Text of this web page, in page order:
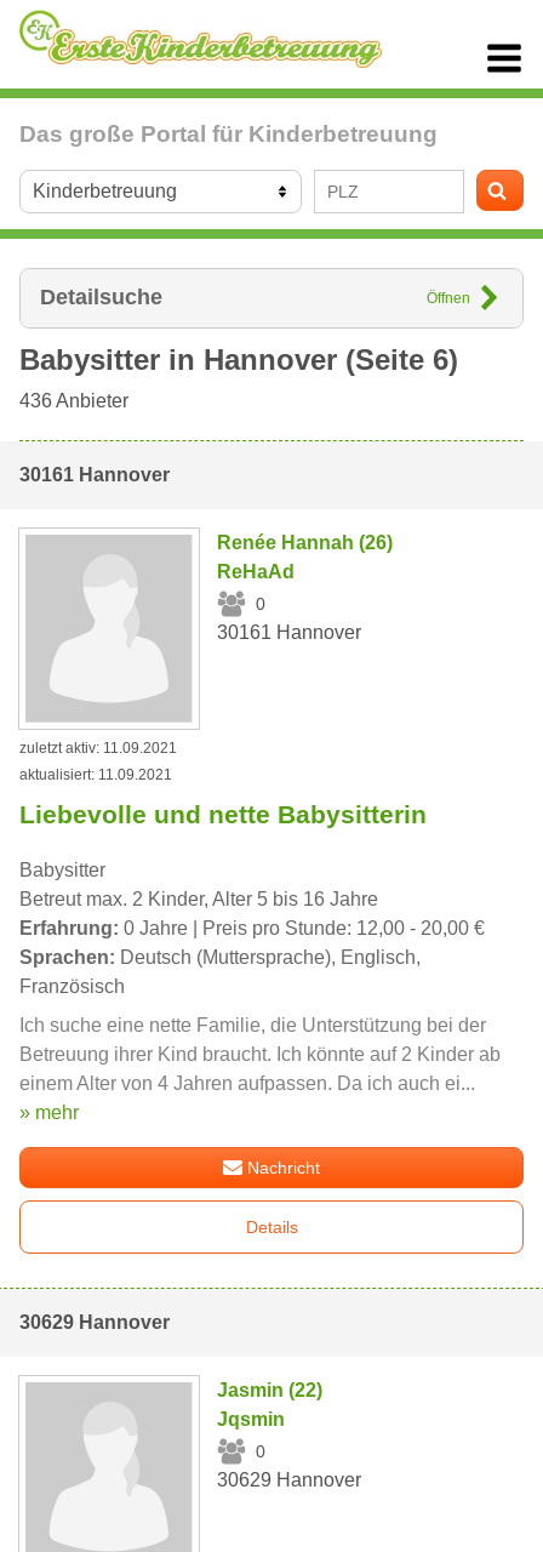
Das große Portal für Kinderbetreuung
Detailsuche Öffnen
Babysitter in Hannover (Seite 6)
436Anbieter
30161 Hannover
Renée Hannah (26)
ReHaAd
0
30161 Hannover
zuletzt aktiv: 11.09.2021
aktualisiert: 11.09.2021
Liebevolle und nette Babysitterin
Babysitter
Betreut max. 2 Kinder, Alter 5 bis 16 Jahre
Erfahrung: 0 Jahre | Preis pro Stunde: 12,00 - 20,00 €
Sprachen: Deutsch (Muttersprache), Englisch,
Französisch
Ich suche eine nette Familie, die Unterstützung bei der
Betreuung ihrer Kind braucht. Ich könnte auf 2 Kinder ab
einem Alter von 4 Jahren aufpassen. Da ich auch ei...
» mehr
Nachricht
Details
30629 Hannover
Jasmin (22)
Jqsmin
0
30629 Hannover